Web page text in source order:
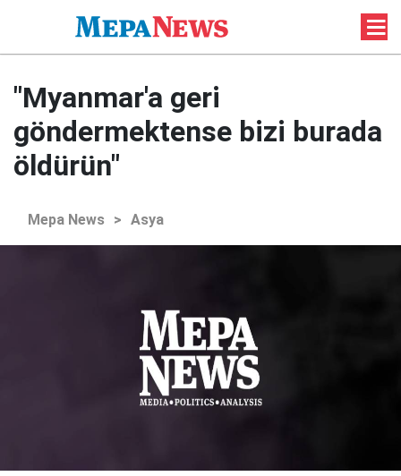
"Myanmar'a geri
göndermektense bizi burada
öldürün"
Mepa News > Asya